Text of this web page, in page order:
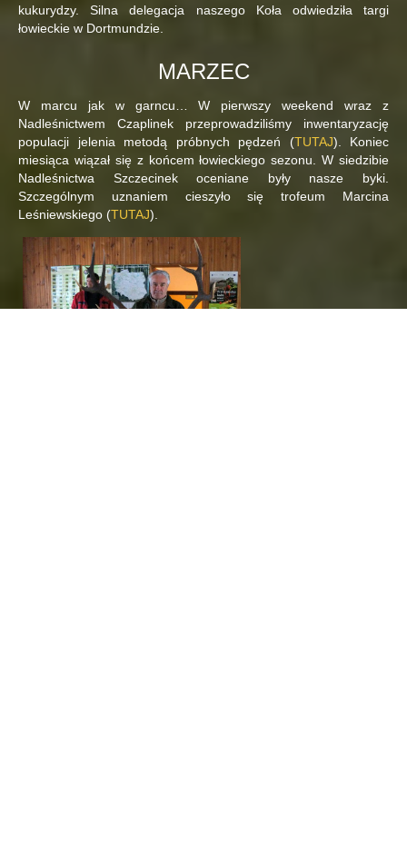
kukurydzy. Silna delegacja naszego Koła odwiedziła targi
łowieckie w Dortmundzie.
MARZEC
W marcu jak w garncu… W pierwszy weekend wraz z
Nadleśnictwem Czaplinek przeprowadziliśmy inwentaryzację
populacji jelenia metodą próbnych pędzeń (TUTAJ). Koniec
miesiąca wiązał się z końcem łowieckiego sezonu. W siedzibie
Nadleśnictwa Szczecinek oceniane były nasze byki.
Szczególnym uznaniem cieszyło się trofeum Marcina
Leśniewskiego (TUTAJ).